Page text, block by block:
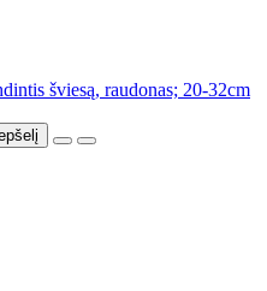
šviesą, raudonas; 20-32cm